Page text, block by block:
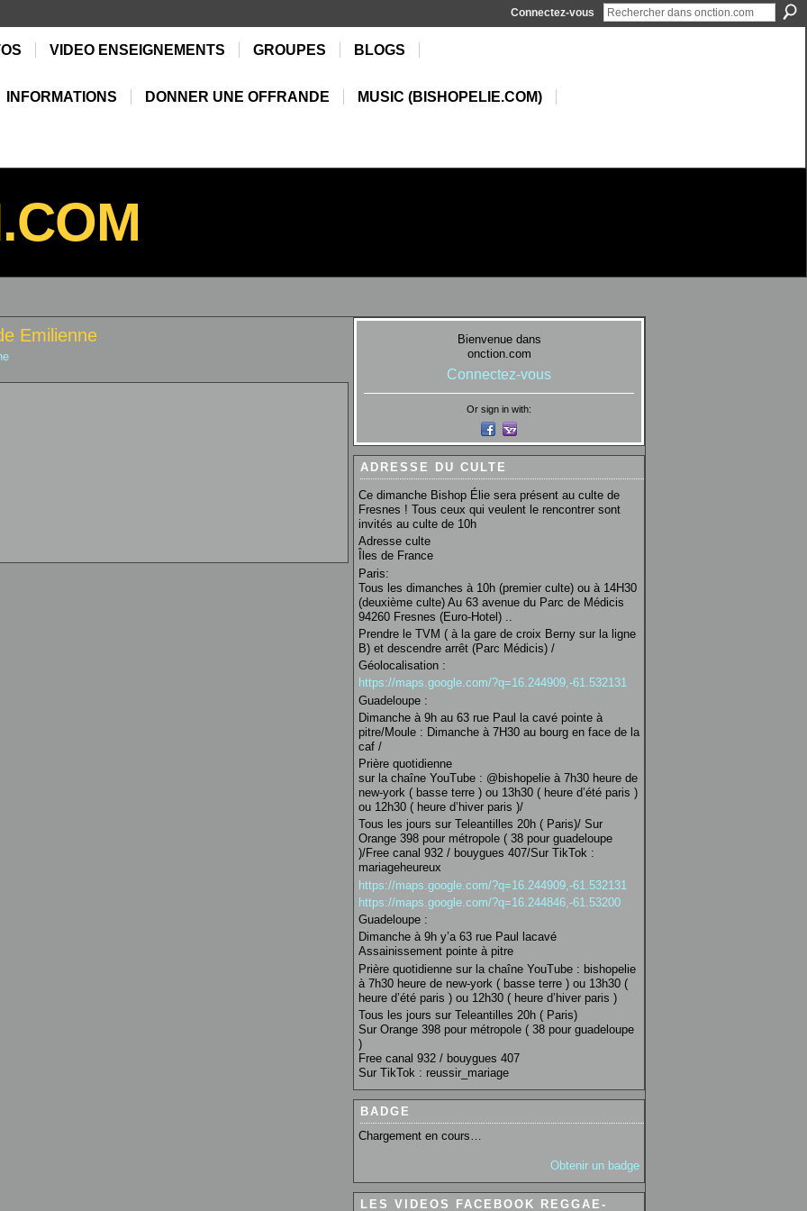
Connectez-vous
VIDEO ENSEIGNEMENTS GROUPES BLOGS
INFORMATIONS DONNER UNE OFFRANDE MUSIC (BISHOPELIE.COM)
Emilienne
Bienvenue dans
onction.com
Connectez-vous
Or sign in with:
ADRESSE DU CULTE
Ce dimanche Bishop Élie sera présent au culte de
Fresnes ! Tous ceux qui veulent le rencontrer sont
invités au culte de 10h
Adresse culte
Îles de France
Paris:
Tous les dimanches à 10h (premier culte) ou à 14H30
(deuxième culte) Au 63 avenue du Parc de Médicis
94260 Fresnes (Euro-Hotel) ..
Prendre le TVM ( à la gare de croix Berny sur la ligne
B) et descendre arrêt (Parc Médicis) /
Géolocalisation :
https://maps.google.com/?q=16.244909,-61.532131
Guadeloupe :
Dimanche à 9h au 63 rue Paul la cavé pointe à
pitre/Moule : Dimanche à 7H30 au bourg en face de la
caf /
Prière quotidienne
sur la chaîne YouTube : @bishopelie à 7h30 heure de
new-york ( basse terre ) ou 13h30 ( heure d’été paris )
ou 12h30 ( heure d’hiver paris )/
Tous les jours sur Teleantilles 20h ( Paris)/ Sur
Orange 398 pour métropole ( 38 pour guadeloupe
)/Free canal 932 / bouygues 407/Sur TikTok :
mariageheureux
https://maps.google.com/?q=16.244909,-61.532131
https://maps.google.com/?q=16.244846,-61.53200
Guadeloupe :
Dimanche à 9h y’a 63 rue Paul lacavé
Assainissement pointe à pitre
Prière quotidienne sur la chaîne YouTube : bishopelie
à 7h30 heure de new-york ( basse terre ) ou 13h30 (
heure d’été paris ) ou 12h30 ( heure d’hiver paris )
Tous les jours sur Teleantilles 20h ( Paris)
Sur Orange 398 pour métropole ( 38 pour guadeloupe
)
Free canal 932 / bouygues 407
Sur TikTok : reussir_mariage
BADGE
Chargement en cours…
Obtenir un badge
LES VIDEOS FACEBOOK REGGAE-